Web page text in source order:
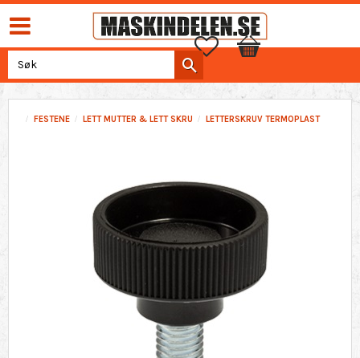
Favoritter
Handlekurv
FESTENE LETT MUTTER & LETT SKRU LETTERSKRUV TERMOPLAST